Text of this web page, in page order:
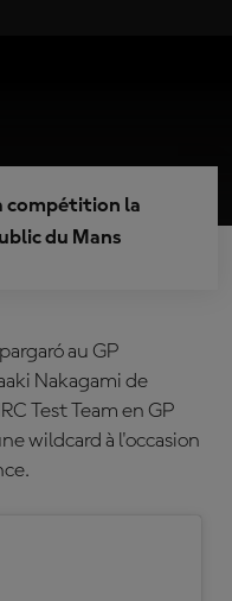
compétition la
du Mans
au GP
Nakagami de
Test Team en GP
wildcard à l'occasion